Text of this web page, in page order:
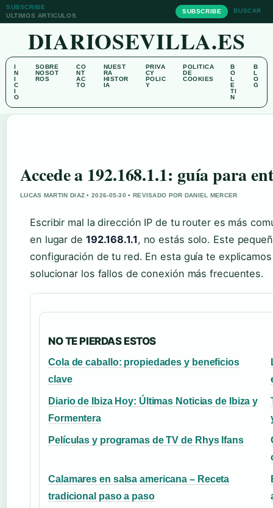
SUBSCRIBE
ULTIMOS ARTICULOS
SUBSCRIBE BUSCAR
DIARIOSEVILLA.ES
I
N
I
C
I
O
SOBRE
NOSOT
ROS
CO
NT
AC
TO
NUEST
RA
HISTOR
IA
PRIVA
CY
POLIC
Y
POLITICA
DE
COOKIES
B
O
L
E
TI
N
B
L
O
G
Accede a 192.168.1.1: guía para
LUCAS MARTIN DIAZ • 2026-05-30 • REVISADO POR DANIEL MERCER
Escribir mal la dirección IP de tu router es más
en lugar de 192.168.1.1, no estás solo. Este
configuración de tu red. En esta guía te
solucionar los fallos de conexión más frecuentes.
NO TE PIERDAS ESTOS
Cola de caballo: propiedades y beneficios
clave
Diario de Ibiza Hoy: Últimas Noticias de Ibiza y
Formentera
Películas y programas de TV de Rhys Ifans
Calamares en salsa americana – Receta
tradicional paso a paso